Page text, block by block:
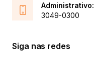
Administrativo:
3049-0300
Siga nas redes